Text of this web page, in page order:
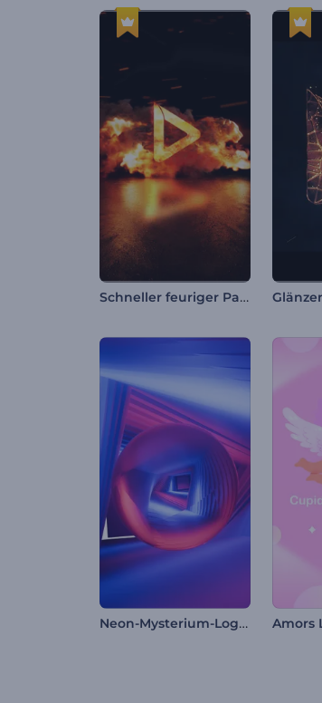
Schneller feuriger Panther Intro
Neon-Mysterium-Logo-Reveal